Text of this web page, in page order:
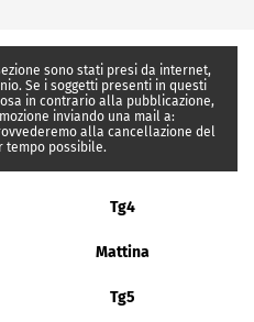
sono stati presi da internet,
Se i soggetti presenti in questi
in contrario alla pubblicazione,
inviando una mail a:
alla cancellazione del
tempo possibile.
Tg4
Mattina
Tg5